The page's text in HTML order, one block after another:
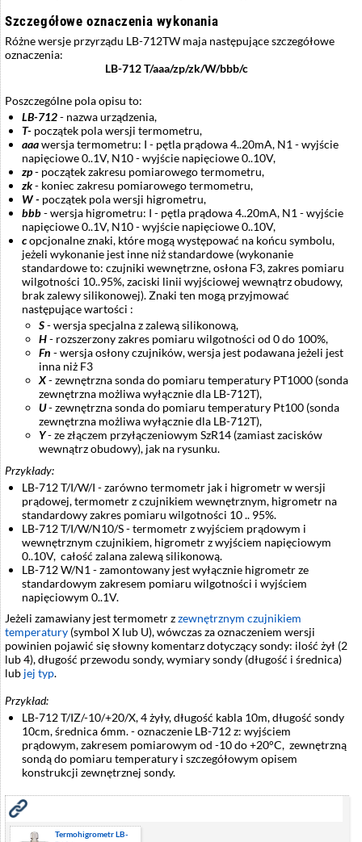
Szczegółowe oznaczenia wykonania
Różne wersje przyrządu LB-712TW maja następujące szczegółowe
oznaczenia:
LB-712 T/aaa/zp/zk/W/bbb/c
Poszczególne pola opisu to:
LB-712- nazwa urządzenia,
T- początek pola wersji termometru,
aaawersja termometru: I - pętla prądowa 4..20mA, N1 - wyjście
napięciowe 0..1V, N10 - wyjście napięciowe 0..10V,
zp- początek zakresu pomiarowego termometru,
zk- koniec zakresu pomiarowego termometru,
W - początek pola wersji higrometru,
bbb- wersja higrometru: I - pętla prądowa 4..20mA, N1 - wyjście
napięciowe 0..1V, N10 - wyjście napięciowe 0..10V,
copcjonalne znaki, które mogą występować na końcu symbolu,
jeżeli wykonanie jest inne niż standardowe (wykonanie
standardowe to: czujniki wewnętrzne, osłona F3, zakres pomiaru
wilgotności 10..95%, zaciski linii wyjściowej wewnątrz obudowy,
brak zalewy silikonowej). Znaki ten mogą przyjmować
następujące wartości :
S- wersja specjalna z zalewą silikonową,
H- rozszerzony zakres pomiaru wilgotności od 0 do 100%,
Fn - wersja osłony czujników, wersja jest podawana jeżeli jest
inna niż F3
X- zewnętrzna sonda do pomiaru temperatury PT1000 (sonda
zewnętrzna możliwa wyłącznie dla LB-712T),
U- zewnętrzna sonda do pomiaru temperatury Pt100 (sonda
zewnętrzna możliwa wyłącznie dla LB-712T),
Y- ze złączem przyłączeniowym SzR14 (zamiast zacisków
wewnątrz obudowy), jak na rysunku.
Przykłady:
LB-712 T/I/W/I - zarówno termometr jak i higrometr w wersji
prądowej, termometr z czujnikiem wewnętrznym, higrometr na
standardowy zakres pomiaru wilgotności 10 .. 95%.
LB-712 T/I/W/N10/S - termometr z wyjściem prądowym i
wewnętrznym czujnikiem, higrometr z wyjściem napięciowym
0..10V, całość zalana zalewą silikonową.
LB-712 W/N1 - zamontowany jest wyłącznie higrometr ze
standardowym zakresem pomiaru wilgotności i wyjściem
napięciowym 0..1V.
Jeżeli zamawiany jest termometr zzewnętrznym czujnikiem
temperatury (symbol X lub U), wówczas za oznaczeniem wersji
powinien pojawić się słowny komentarz dotyczący sondy: ilość żył (2
lub 4), długość przewodu sondy, wymiary sondy (długość i średnica)
lub jej typ.
Przykład:
LB-712 T/IZ/-10/+20/X, 4 żyły, długość kabla 10m, długość sondy
10cm, średnica 6mm. - oznaczenie LB-712 z: wyjściem
prądowym, zakresem pomiarowym od -10 do +20°C, zewnętrzną
sondą do pomiaru temperatury i szczegółowym opisem
konstrukcji zewnętrznej sondy.
Termohigrometr LB-